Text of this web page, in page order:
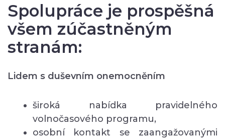
Spolupráce je prospěšná
všem zúčastněným
stranám:
Lidem s duševním onemocněním
široká nabídka pravidelného
volnočasového programu,
osobní kontakt se zaangažovanými